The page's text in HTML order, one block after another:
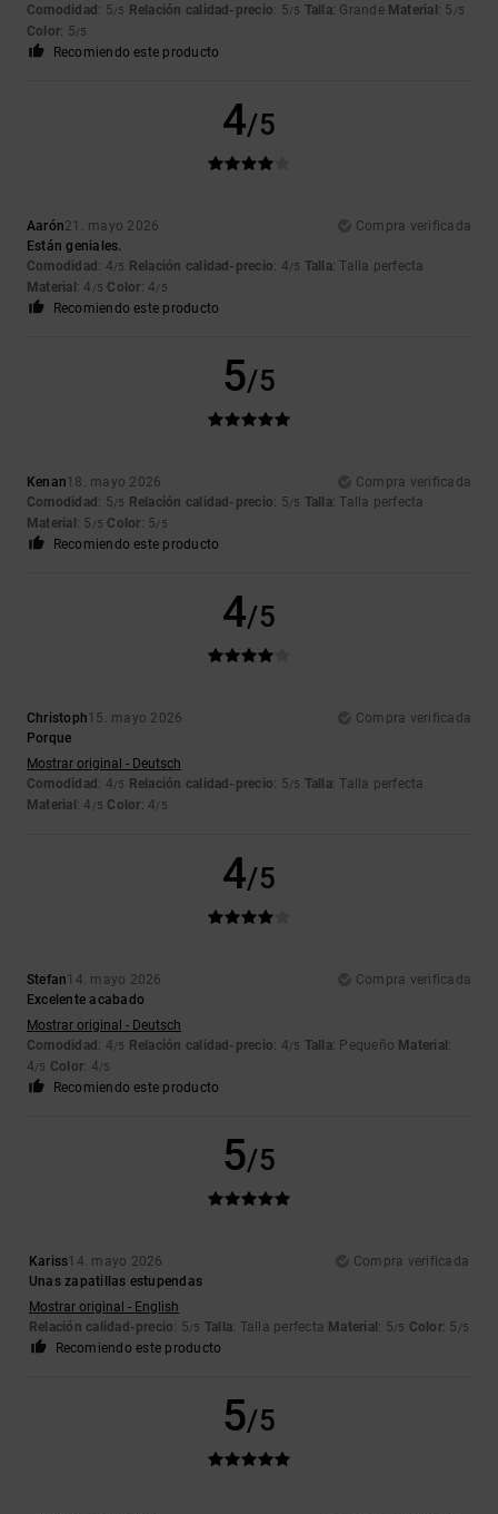
Comodidad: 5/5 Relación calidad-precio: 5/5 Talla: Grande Material: 5 /5
Color: 5/5
Recomiendo este producto
4/5
Aarón21. mayo 2026
Compra verificada
Están geniales.
Comodidad: 4/5 Relación calidad-precio: 4/5 Talla: Talla perfecta
Material: 4 /5 Color: 4/5
Recomiendo este producto
5/5
Kenan18. mayo 2026
Compra verificada
Comodidad: 5/5 Relación calidad-precio: 5/5 Talla: Talla perfecta
Material: 5 /5 Color: 5/5
Recomiendo este producto
4/5
Christoph15. mayo 2026
Compra verificada
Porque
Mostrar original - Deutsch
Comodidad: 4/5 Relación calidad-precio: 5/5 Talla: Talla perfecta
Material: 4 /5 Color: 4/5
4/5
Stefan14. mayo 2026
Compra verificada
Excelente acabado
Mostrar original - Deutsch
Comodidad: 4/5 Relación calidad-precio: 4/5 Talla: Pequeño Material:
4/5 Color: 4/5
Recomiendo este producto
5/5
Kariss14. mayo 2026
Compra verificada
Unas zapatillas estupendas
Mostrar original - English
Relación calidad-precio: 5/5 Talla: Talla perfecta Material: 5/5 Color: 5 /5
Recomiendo este producto
5/5